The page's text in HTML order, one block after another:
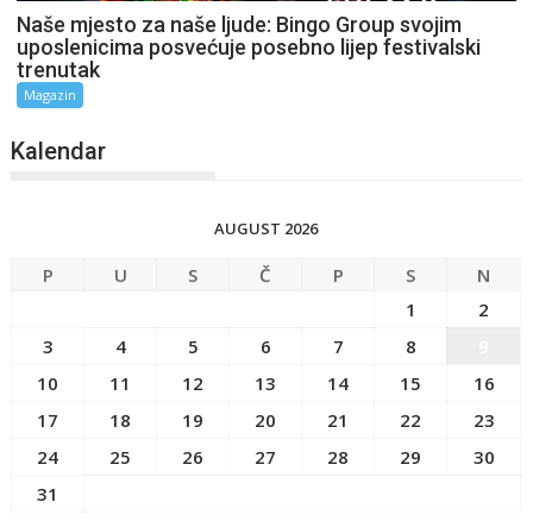
Naše mjesto za naše ljude: Bingo Group svojim
uposlenicima posvećuje posebno lijep festivalski
trenutak
Magazin
Kalendar
AUGUST 2026
P U S Č P S
N
1
2
3
4 5 6 7 8
10
11 12 13 14 15
16
17
18 19 20 21 22
23
24
25 26 27 28 29
30
31